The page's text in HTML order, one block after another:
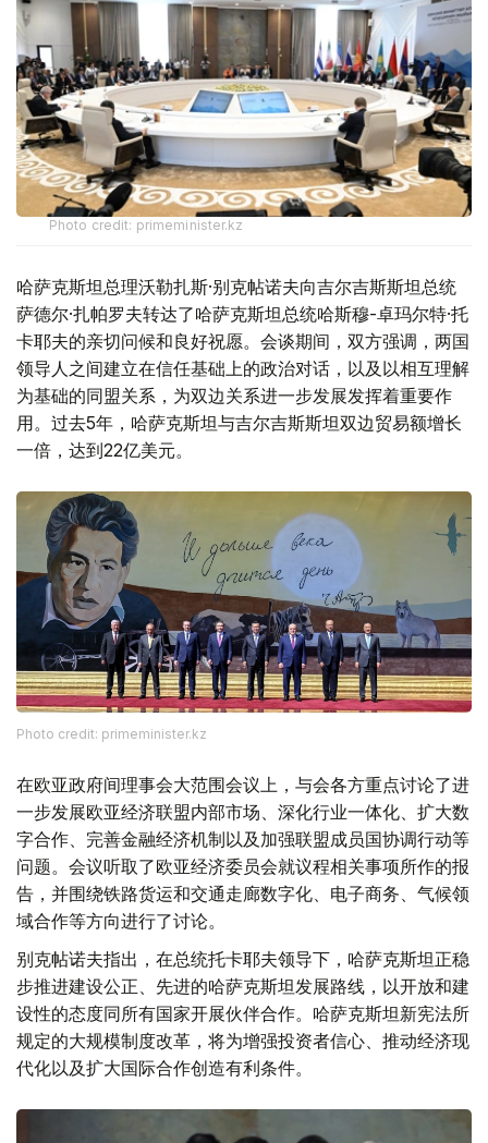
Photo credit: primeminister.kz
哈萨克斯坦总理沃勒扎斯·别克帖诺夫向吉尔吉斯斯坦总统
萨德尔·扎帕罗夫转达了哈萨克斯坦总统哈斯穆-卓玛尔特·托
卡耶夫的亲切问候和良好祝愿。会谈期间，双方强调，两国
领导人之间建立在信任基础上的政治对话，以及以相互理解
为基础的同盟关系，为双边关系进一步发展发挥着重要作
用。过去5年，哈萨克斯坦与吉尔吉斯斯坦双边贸易额增长
一倍，达到22亿美元。
Photo credit: primeminister.kz
在欧亚政府间理事会大范围会议上，与会各方重点讨论了进
一步发展欧亚经济联盟内部市场、深化行业一体化、扩大数
字合作、完善金融经济机制以及加强联盟成员国协调行动等
问题。会议听取了欧亚经济委员会就议程相关事项所作的报
告，并围绕铁路货运和交通走廊数字化、电子商务、气候领
域合作等方向进行了讨论。
别克帖诺夫指出，在总统托卡耶夫领导下，哈萨克斯坦正稳
步推进建设公正、先进的哈萨克斯坦发展路线，以开放和建
设性的态度同所有国家开展伙伴合作。哈萨克斯坦新宪法所
规定的大规模制度改革，将为增强投资者信心、推动经济现
代化以及扩大国际合作创造有利条件。